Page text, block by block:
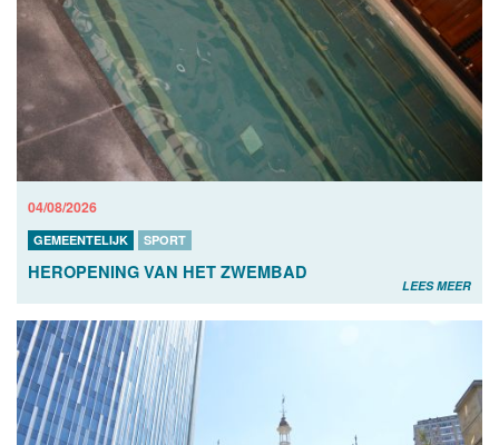
04/08/2026
GEMEENTELIJK SPORT
HEROPENING VAN HET ZWEMBAD
LEES MEER